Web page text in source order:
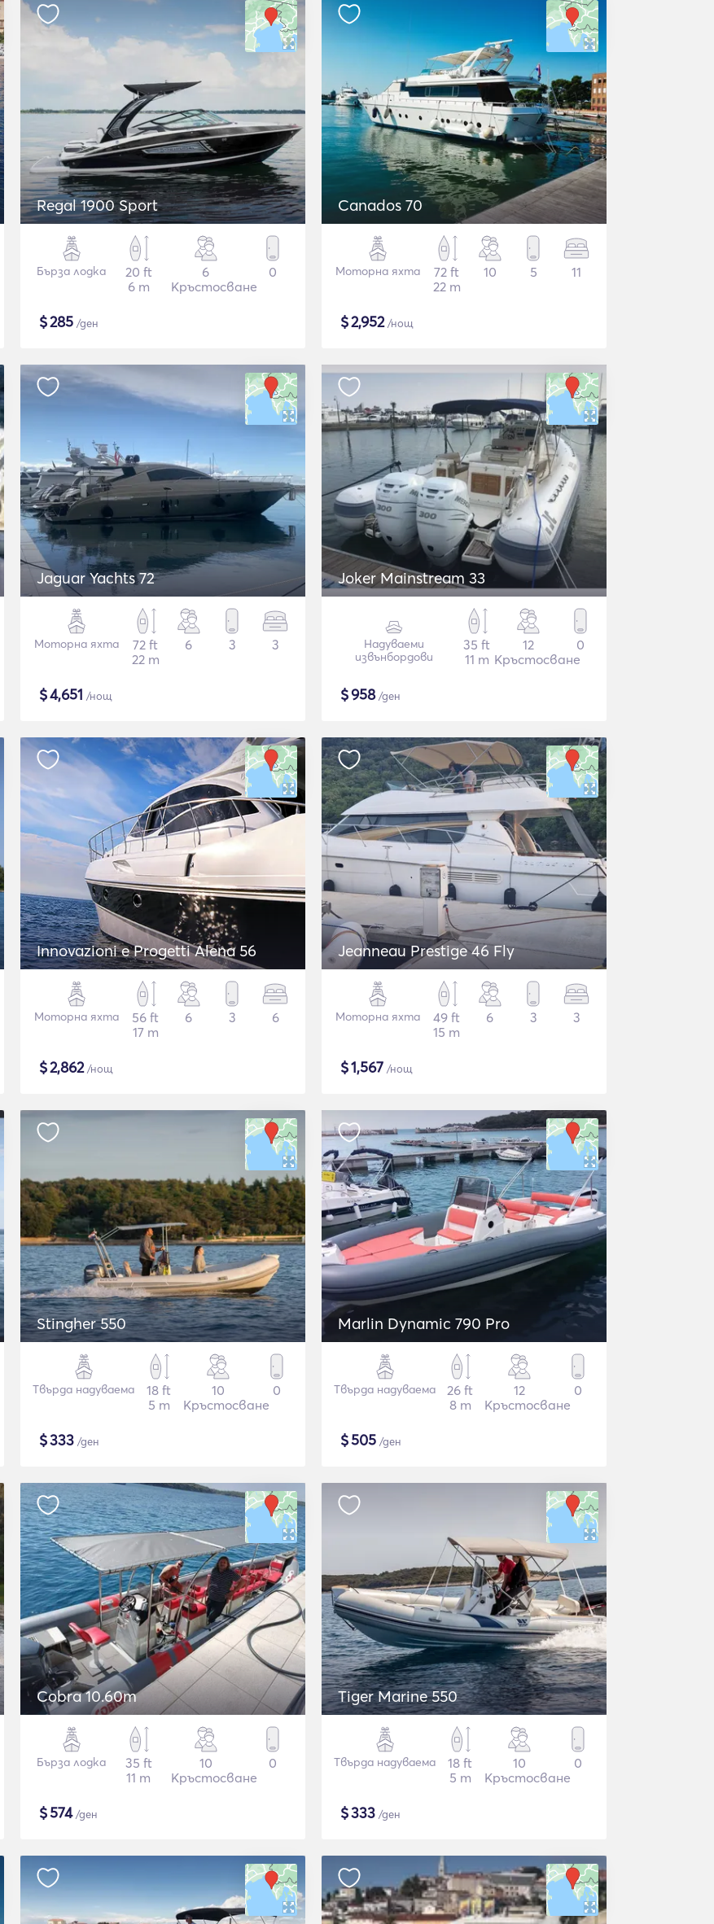
Regal 1900 Sport
Бърза лодка
20 ft
6 m
6
Кръстосване
0
$285 /ден
Canados 70
Моторна яхта
72 ft
22 m
10 5 11
$2,952/нощ
Jaguar Yachts 72
Моторна яхта
72 ft
22 m
6 3 3
$4,651 /нощ
Joker Mainstream 33
Надуваеми
извънбордови
35 ft
11 m
12
Кръстосване
0
$958/ден
Innovazioni e Progetti Alena 56
Моторна яхта
56 ft
17 m
6 3 6
$2,862/нощ
Jeanneau Prestige 46 Fly
Моторна яхта
49 ft
15 m
6 3 3
$1,567 /нощ
Stingher 550
Твърда надуваема
18 ft
5 m
10
Кръстосване
0
$333 /ден
Marlin Dynamic 790 Pro
Твърда надуваема
26 ft
8 m
12
Кръстосване
0
$505 /ден
Cobra 10.60m
Бърза лодка
35 ft
11 m
10
Кръстосване
0
$574/ден
Tiger Marine 550
Твърда надуваема
18 ft
5 m
10
Кръстосване
0
$333 /ден